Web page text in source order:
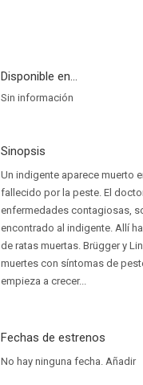
Disponible en...
Sin información
Sinopsis
Un indigente aparece muerto
fallecido por la peste. El
enfermedades contagiosas,
encontrado al indigente. Allí
de ratas muertas. Brügger y
muertes con síntomas de
empieza a crecer...
Fechas de estrenos
No hay ninguna fecha. Añadir